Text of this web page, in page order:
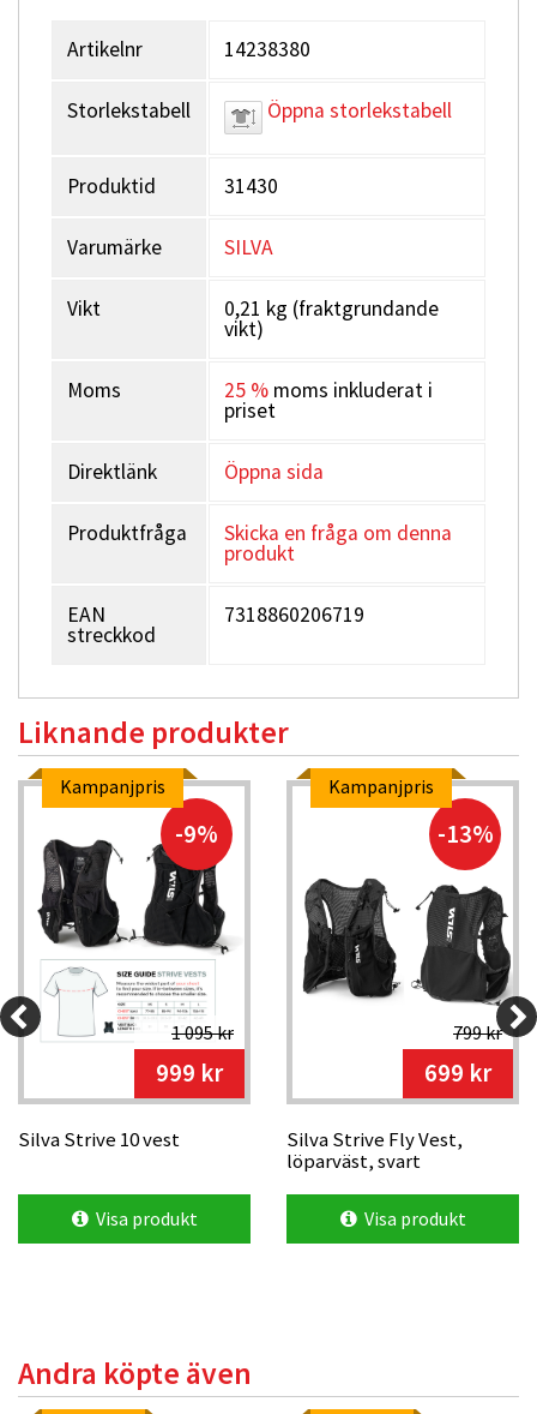
kabelutgångarna på axlarna. Löparvästen har även
räckhåll. De fyra flyttbara och justerbara fästremmarna
stavfodralet Strive Quiver som gör att du kan placera
Artikelnr 14238380
Storlekstabell Öppna storlekstabell
Produktid 31430
Varumärke SILVA
Vikt 0,21 kg (fraktgrundande
vikt)
Moms 25 % moms inkluderat i
priset
Direktlänk Öppna sida
Produktfråga Skicka en fråga om denna
produkt
EAN
streckkod
7318860206719
Liknande produkter
Kampanjpris
-9%
1 095 kr
999 kr
Silva Strive 10 vest
Visa produkt
Kampanjpris
-13%
799 kr
699 kr
Silva Strive Fly Vest,
löparväst, svart
Visa produkt
Andra köpte även